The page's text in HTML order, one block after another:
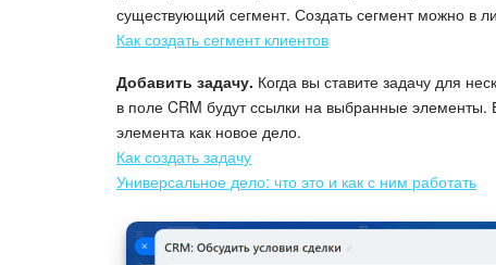
существующий сегмент. Создать сегмент можно в
Как создать сегмент клиентов
Добавить задачу. Когда вы ставите задачу для
в поле CRM будут ссылки на выбранные элементы.
элемента как новое дело.
Как создать задачу
Универсальное дело: что это и как с ним работать